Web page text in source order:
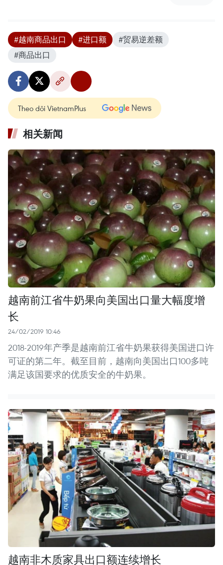
#越南商品出口 #进口额
#贸易逆差额
#商品出口
Theo dõi VietnamPlus
相关新闻
越南前江省牛奶果向美国出口量大幅度增
长
24/02/2019 10:46
2018-2019年产季是越南前江省牛奶果获得美国进口许
可证的第二年。截至目前，越南向美国出口100多吨
满足该国要求的优质安全的牛奶果。
越南非木质家具出口额连续增长